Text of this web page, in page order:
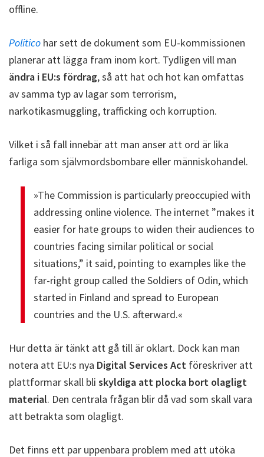
offline.
Politico har sett de dokument som EU-kommissionen
planerar att lägga fram inom kort. Tydligen vill man
ändra i EU:s fördrag, så att hat och hot kan omfattas
av samma typ av lagar som terrorism,
narkotikasmuggling, trafficking och korruption.
Vilket i så fall innebär att man anser att ord är lika
farliga som självmordsbombare eller människohandel.
»The Commission is particularly preoccupied with
addressing online violence. The internet ”makes it
easier for hate groups to widen their audiences to
countries facing similar political or social
situations,” it said, pointing to examples like the
far-right group called the Soldiers of Odin, which
started in Finland and spread to European
countries and the U.S. afterward.«
Hur detta är tänkt att gå till är oklart. Dock kan man
notera att EU:s nya Digital Services Act föreskriver att
plattformar skall bli skyldiga att plocka bort olagligt
material. Den centrala frågan blir då vad som skall vara
att betrakta som olagligt.
Det finns ett par uppenbara problem med att utöka